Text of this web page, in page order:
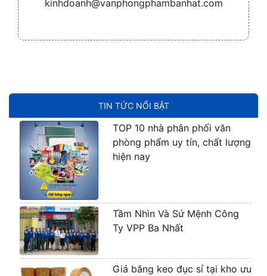
TIN TỨC NỔI BẬT
TOP 10 nhà phân phối văn
phòng phẩm uy tín, chất lượng
hiện nay
Tầm Nhìn Và Sứ Mệnh Công
Ty VPP Ba Nhất
Giá băng keo đục sỉ tại kho ưu
kinhdoanh@vanphongphambanhat.com